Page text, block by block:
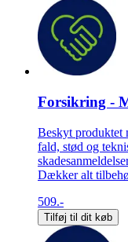
Forsikring -
Beskyt produktet
fald, stød og
Dækker alt
509.-
Tilføj til dit køb